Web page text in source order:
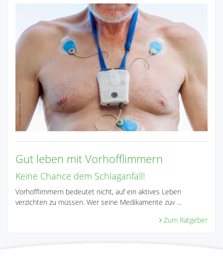
Gut leben mit Vorhofflimmern
Keine Chance dem Schlaganfall!
Vorhofflimmern bedeutet nicht, auf ein aktives Leben
verzichten zu müssen. Wer seine Medikamente zuv ...
Zum Ratgeber